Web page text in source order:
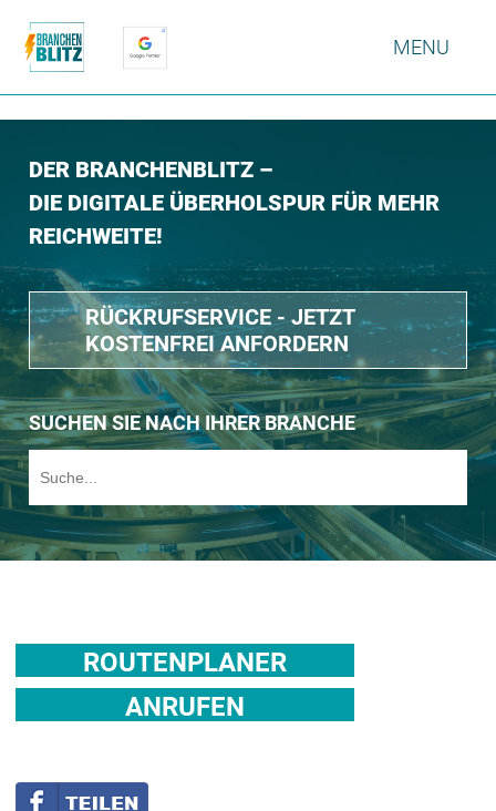
MENU
DER BRANCHENBLITZ –
DIE DIGITALE ÜBERHOLSPUR FÜR MEHR
REICHWEITE!
RÜCKRUFSERVICE - JETZT
KOSTENFREI ANFORDERN
SUCHEN SIE NACH IHRER BRANCHE
ROUTENPLANER
ANRUFEN